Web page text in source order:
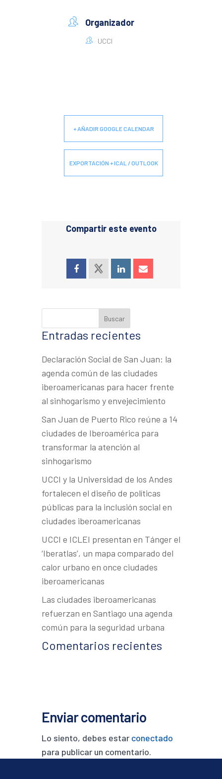
Organizador
UCCI
+ AÑADIR GOOGLE CALENDAR
EXPORTACIÓN + ICAL / OUTLOOK
Compartir este evento
Entradas recientes
Declaración Social de San Juan: la
agenda común de las ciudades
iberoamericanas para hacer frente
al sinhogarismo y envejecimiento
San Juan de Puerto Rico reúne a 14
ciudades de Iberoamérica para
transformar la atención al
sinhogarismo
UCCI y la Universidad de los Andes
fortalecen el diseño de políticas
públicas para la inclusión social en
ciudades iberoamericanas
UCCI e ICLEI presentan en Tánger el
‘Iberatlas’, un mapa comparado del
calor urbano en once ciudades
iberoamericanas
Las ciudades iberoamericanas
refuerzan en Santiago una agenda
común para la seguridad urbana
Comentarios recientes
Enviar comentario
Lo siento, debes estar conectado
para publicar un comentario.